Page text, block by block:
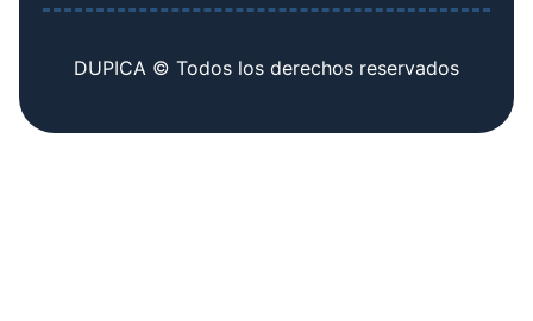
DUPICA © Todos los derechos reservados